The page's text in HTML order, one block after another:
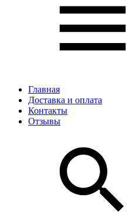
Главная
Доставка и оплата
Контакты
Отзывы